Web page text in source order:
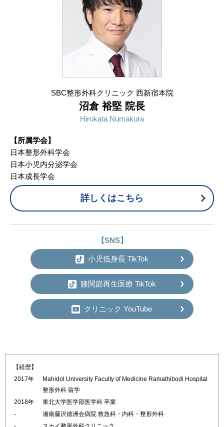
SBC整形外科クリニック 西新宿本院
沼倉 裕堅 院長
Hirokata Numakura
【所属学会】
日本整形外科学会
日本小児内分泌学会
日本成長学会
詳しくはこちら
【SNS】
小児低身長 TikTok
膝関節再生医療 TikTok
クリニック YouTube
【経歴】
2017年
Mahidol University Faculty of Medicine Ramathibodi Hospital
整形外科 留学
2018年
東北大学医学部医学科 卒業
-
湘南藤沢徳洲会病院 救急科・内科・整形外科